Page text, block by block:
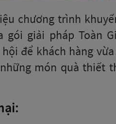
chương trình
gói giải pháp Toàn
để khách hàng
món quà thiết